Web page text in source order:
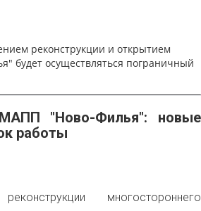
реконструкции и открытием
будет осуществляться пограничный
МАПП "Ново-Филья": новые
работы
многостороннего